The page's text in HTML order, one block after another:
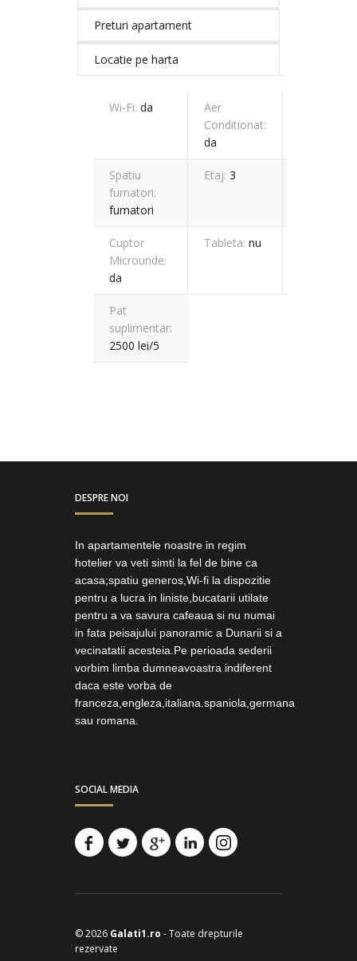
Preturi apartament
Locatie pe harta
Wi-Fi: da
Aer
Conditionat:
da
Spatiu
fumatori:
fumatori
Etaj: 3
Cuptor
Microunde:
da
Tableta: nu
Pat
suplimentar:
2500 lei/5
DESPRE NOI
In apartamentele noastre in regim
hotelier va veti simti la fel de bine ca
acasa;spatiu generos,Wi-fi la dispozitie
pentru a lucra in liniste,bucatarii utilate
pentru a va savura cafeaua si nu numai
in fata peisajului panoramic a Dunarii si a
vecinatatii acesteia.Pe perioada sederii
vorbim limba dumneavoastra indiferent
daca este vorba de
franceza,engleza,italiana.spaniola,germana
sau romana.
SOCIAL MEDIA
© 2026 Galati1.ro - Toate drepturile
rezervate